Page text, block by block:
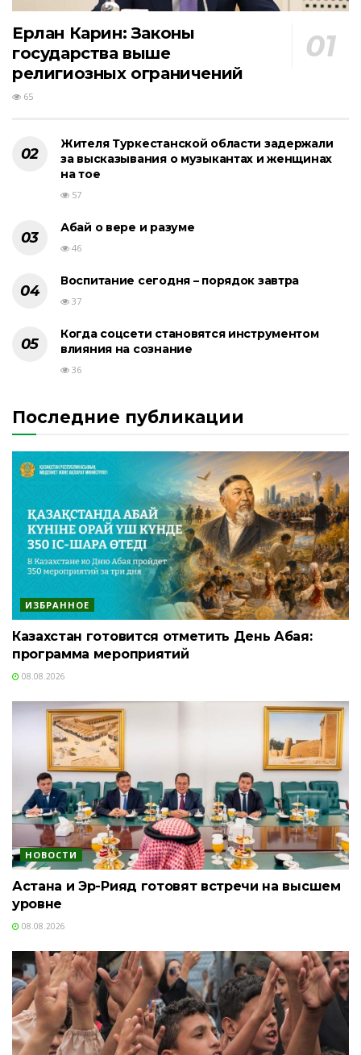
Ерлан Карин: Законы
государства выше
религиозных ограничений
65
Жителя Туркестанской области задержали
за высказывания о музыкантах и женщинах
на тое
57
Абай о вере и разуме
46
Воспитание сегодня – порядок завтра
37
Когда соцсети становятся инструментом
влияния на сознание
36
Последние публикации
ИЗБРАННОЕ
Казахстан готовится отметить День Абая:
программа мероприятий
08.08.2026
НОВОСТИ
Астана и Эр-Рияд готовят встречи на высшем
уровне
08.08.2026